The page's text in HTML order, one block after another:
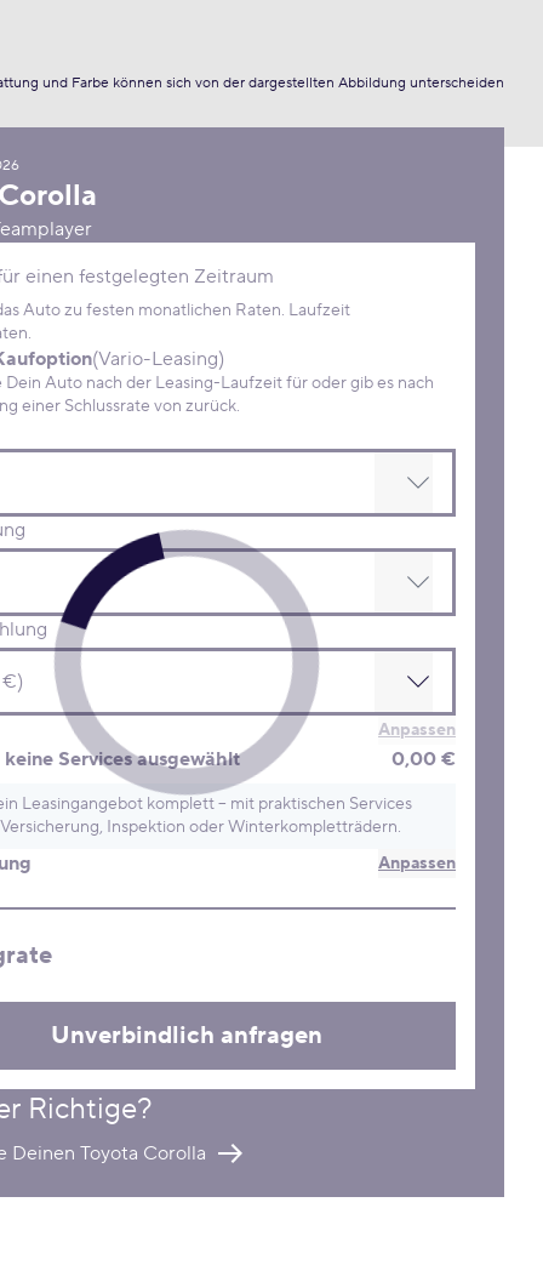
und Farbe können sich von der dargestellten Abbildung unterscheiden
einen festgelegten Zeitraum
Auto zu festen monatlichen Raten. Laufzeit
(Vario-Leasing)
Auto nach der Leasing-Laufzeit für oder gib es nach
Zahlung einer Schlussrate von zurück.
Anpassen
Services ausgewählt 0,00 €
Leasingangebot komplett – mit praktischen Services
Inspektion oder Winterkompletträdern.
Anpassen
Unverbindlich anfragen
Richtige?
Deinen Toyota Corolla